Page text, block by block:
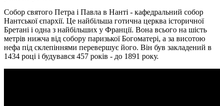
Собор святого Петра і Павла в Нанті - кафедральний собор
Нантської єпархії. Це найбільша готична церква історичної
Бретані і одна з найбільших у Франції. Вона всього на шість
метрів нижча від собору паризької Богоматері, а за висотою
нефа під склепіннями перевершує його. Він був закладений в
1434 році і будувався 457 років - до 1891 року.